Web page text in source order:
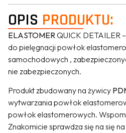
OPIS PRODUKTU:
ELASTOMER QUICK DETAILER
do pielęgnacji powłok
samochodowych ,
nie zabezpieczonych.
Produkt zbudowany na żywicy
wytwarzania powłok
powłok elastomerowych.
Znakomicie sprawdza się na się